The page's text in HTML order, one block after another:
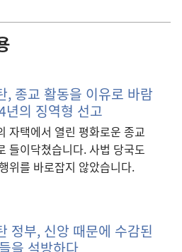
, 종교 활동을 이유로 바람
년의 징역형 선고
자택에서 열린 평화로운 종교
들이닥쳤습니다. 사법 당국도
위를 바로잡지 않았습니다.
정부, 신앙 때문에 수감된